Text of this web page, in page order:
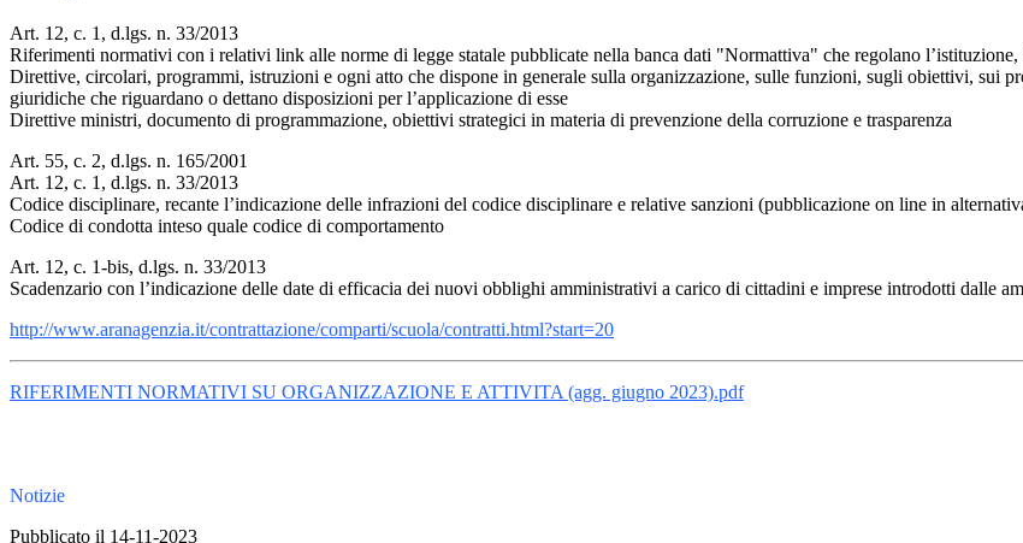
Art. 12, c. 1, d.lgs. n. 33/2013
Riferimenti normativi con i relativi link alle norme di legge statale pubblicate nella banca dati "Normattiva" che regolano
Direttive, circolari, programmi, istruzioni e ogni atto che dispone in generale sulla organizzazione, sulle funzioni, sugli obiettivi, sui
giuridiche che riguardano o dettano disposizioni per l’applicazione di esse
Direttive ministri, documento di programmazione, obiettivi strategici in materia di prevenzione della corruzione e trasparenza
Art. 55, c. 2, d.lgs. n. 165/2001
Art. 12, c. 1, d.lgs. n. 33/2013
Codice disciplinare, recante l’indicazione delle infrazioni del codice disciplinare e relative sanzioni (pubblicazione on line in
Codice di condotta inteso quale codice di comportamento
Art. 12, c. 1-bis, d.lgs. n. 33/2013
Scadenzario con l’indicazione delle date di efficacia dei nuovi obblighi amministrativi a carico di cittadini e imprese introdotti dalle
http://www.aranagenzia.it/contrattazione/comparti/scuola/contratti.html?start=20
RIFERIMENTI NORMATIVI SU ORGANIZZAZIONE E ATTIVITA (agg. giugno 2023).pdf
Notizie
Pubblicato il 14-11-2023